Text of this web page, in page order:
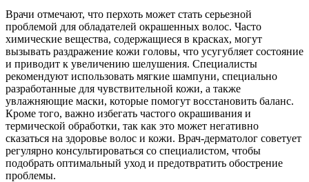
Врачи отмечают, что перхоть может стать серьезной
проблемой для обладателей окрашенных волос. Часто
химические вещества, содержащиеся в красках, могут
вызывать раздражение кожи головы, что усугубляет состояние
и приводит к увеличению шелушения. Специалисты
рекомендуют использовать мягкие шампуни, специально
разработанные для чувствительной кожи, а также
увлажняющие маски, которые помогут восстановить баланс.
Кроме того, важно избегать частого окрашивания и
термической обработки, так как это может негативно
сказаться на здоровье волос и кожи. Врач-дерматолог советует
регулярно консультироваться со специалистом, чтобы
подобрать оптимальный уход и предотвратить обострение
проблемы.